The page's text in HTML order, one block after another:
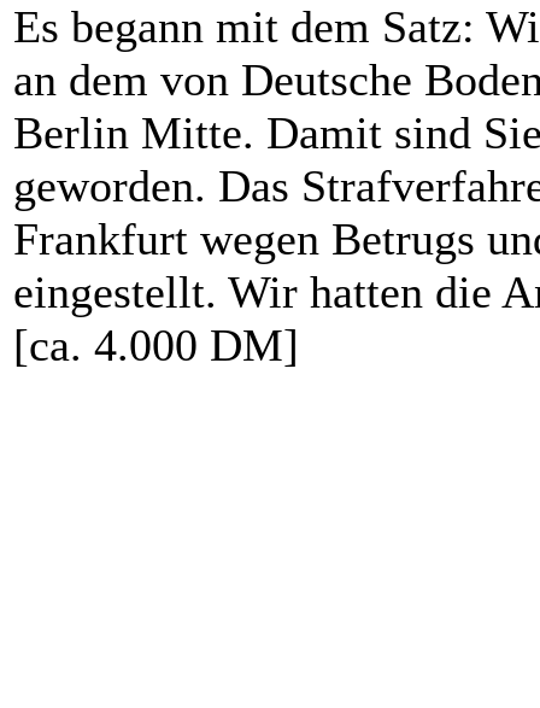
Es begann mit dem Satz:
an dem von Deutsche
Berlin Mitte. Damit sind
geworden. Das
Frankfurt wegen Betrugs
eingestellt. Wir hatten die
[ca. 4.000 DM]